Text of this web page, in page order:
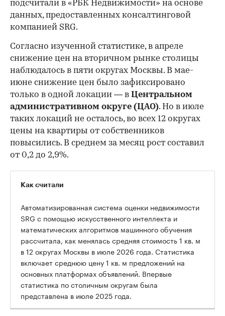
подсчитали в «РБК Недвижимости» на основе
данных, предоставленных консалтинговой
компанией SRG.
Согласно изученной статистике, в апреле
снижение цен на вторичном рынке столицы
наблюдалось в пяти округах Москвы. В мае-
июне снижение цен было зафиксировано
только в одной локации — в Центральном
административном округе (ЦАО). Но в июле
таких локаций не осталось, во всех 12 округах
цены на квартиры от собственников
повысились. В среднем за месяц рост составил
от 0,2 до 2,9%.
Как считали
Автоматизированная система оценки недвижимости
SRG с помощью искусственного интеллекта и
математических алгоритмов машинного обучения
рассчитала, как менялась средняя стоимость 1 кв. м
в 12 округах Москвы в июле 2026 года. Статистика
включает среднюю цену 1 кв. м предложений на
основных платформах объявлений. Впервые
статистика по столичным округам была
представлена в июле 2025 года.